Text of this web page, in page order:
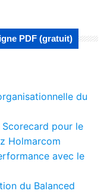
PDF (gratuit)
du
pour le
Holmarcom
avec le
du Balanced